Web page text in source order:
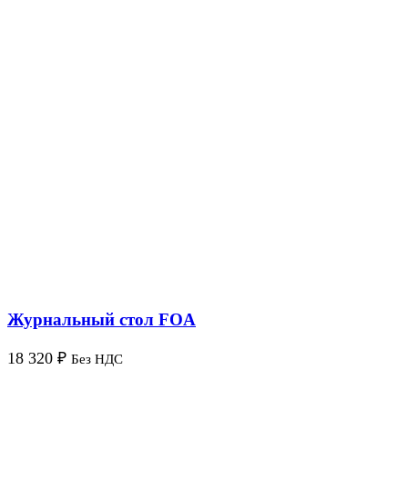
Журнальный стол FOA
18 320 ₽ Без НДС